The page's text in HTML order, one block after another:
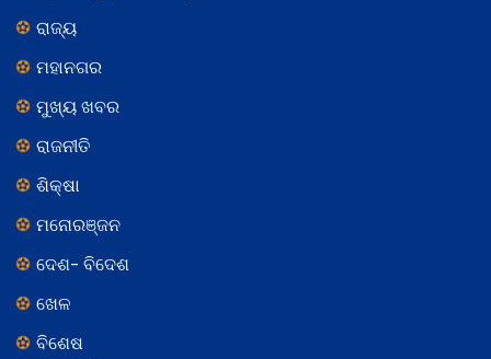
ରାଜ୍ୟ
ମହାନଗର
ମୁଖ୍ୟ ଖବର
ରାଜନୀତି
ଶିକ୍ଷା
ମନୋରଞ୍ଜନ
ଦେଶ- ବିଦେଶ
ଖେଳ
ବିଶେଷ